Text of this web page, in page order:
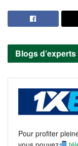
Blogs d’experts
Pour profiter